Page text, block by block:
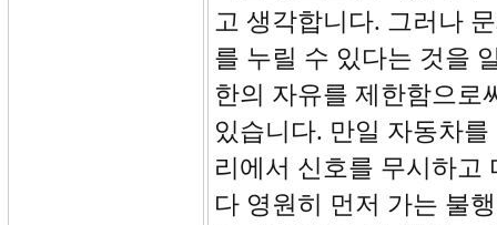
고 생각합니다. 그러나
를 누릴 수 있다는 것을
한의 자유를 제한함으로
있습니다. 만일 자동차
리에서 신호를 무시하고
다 영원히 먼저 가는 불